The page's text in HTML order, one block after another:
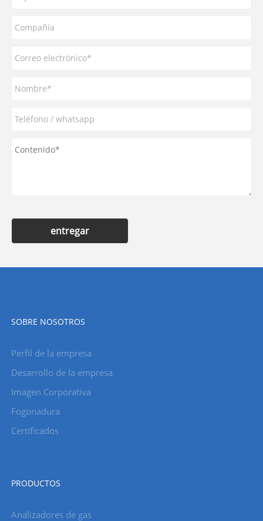
entregar
SOBRE NOSOTROS
Perfil de la empresa
Desarrollo de la empresa
Imagen Corporativa
Fogonadura
Certificados
PRODUCTOS
Analizadores de gas